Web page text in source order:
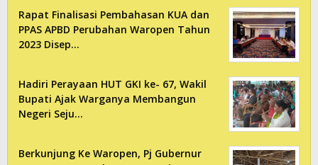
Rapat Finalisasi Pembahasan KUA dan
PPAS APBD Perubahan Waropen Tahun
2023 Disep…
Hadiri Perayaan HUT GKI ke- 67, Wakil
Bupati Ajak Warganya Membangun
Negeri Seju…
Berkunjung Ke Waropen, Pj Gubernur